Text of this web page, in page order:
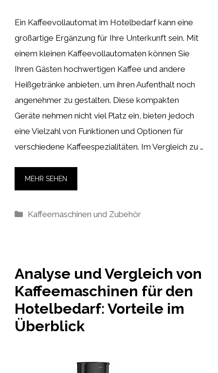
Ein Kaffeevollautomat im Hotelbedarf kann eine
großartige Ergänzung für Ihre Unterkunft sein. Mit
einem kleinen Kaffeevollautomaten können Sie
Ihren Gästen hochwertigen Kaffee und andere
Heißgetränke anbieten, um ihren Aufenthalt noch
angenehmer zu gestalten. Diese kompakten
Geräte nehmen nicht viel Platz ein, bieten jedoch
eine Vielzahl von Funktionen und Optionen für
verschiedene Kaffeespezialitäten. Im Vergleich zu …
MEHR SEHEN
Kategorien
Kaffeemaschinen und Zubehör
Analyse und Vergleich von
Kaffeemaschinen für den
Hotelbedarf: Vorteile im
Überblick